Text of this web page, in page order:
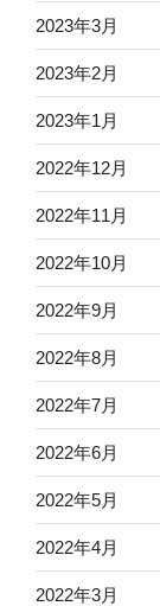
2023年3月
2023年2月
2023年1月
2022年12月
2022年11月
2022年10月
2022年9月
2022年8月
2022年7月
2022年6月
2022年5月
2022年4月
2022年3月